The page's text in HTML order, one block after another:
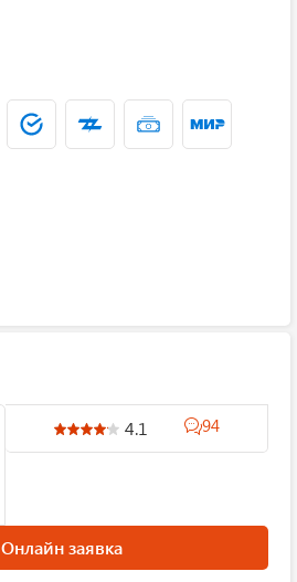
4.1 94
Онлайн заявка